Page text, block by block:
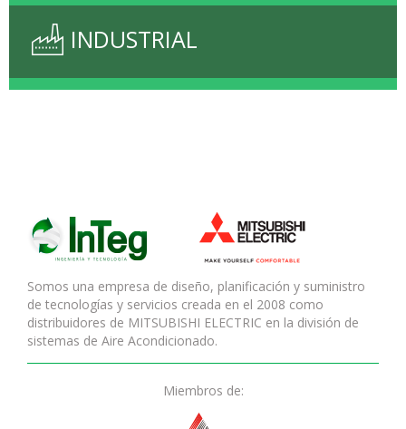
Solo Calor
Cassette 4 Vias
Bajo Presión
Tipo Piso Decorativo
Serie PVFYINDUSTRIAL
Somos una empresa de diseño, planificación y suministro
de tecnologías y servicios creada en el 2008 como
distribuidores de MITSUBISHI ELECTRIC en la división de
sistemas de Aire Acondicionado.
Miembros de: